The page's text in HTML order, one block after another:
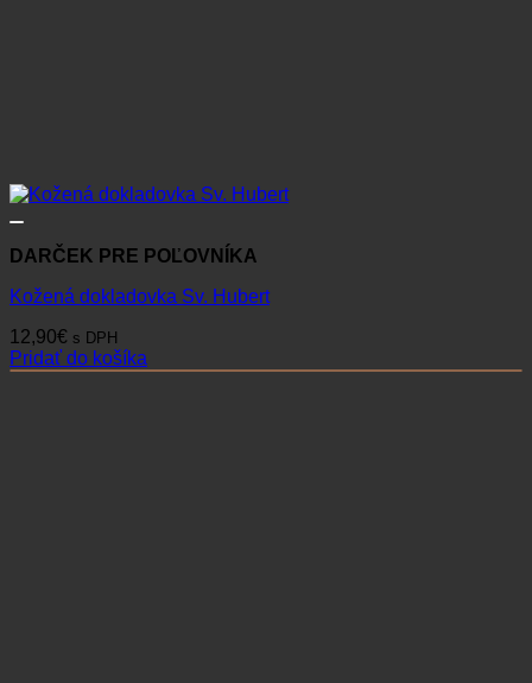
DARČEK PRE POĽOVNÍKA
Kožená dokladovka Sv. Hubert
12,90€ s DPH
Pridať do košíka